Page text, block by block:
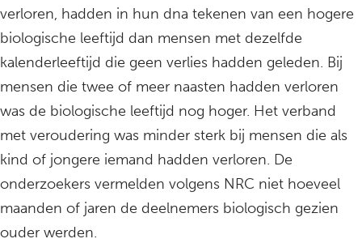
verloren, hadden in hun dna tekenen van een hogere
biologische leeftijd dan mensen met dezelfde
kalenderleeftijd die geen verlies hadden geleden. Bij
mensen die twee of meer naasten hadden verloren
was de biologische leeftijd nog hoger. Het verband
met veroudering was minder sterk bij mensen die als
kind of jongere iemand hadden verloren. De
onderzoekers vermelden volgens NRC niet hoeveel
maanden of jaren de deelnemers biologisch gezien
ouder werden.